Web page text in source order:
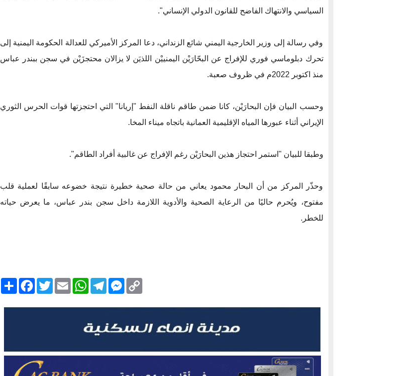
السياسي والانتهاك الفاضح للقانون الدولي الإنساني".
وفي رسالة إلى وزير الخارجية اليمني شائع الزنداني، دعا المركز الأميركي للعدالة الحكومة اليمنية إلى
تحرك دبلوماسي فوري للإفراج عن البحّارَيْن اليمنييْن اللذيَن لا يزالان محتجزَيْن في سجن ببندر عباس
منذ اكتوبر 2022م في ظروف صعبة.
وحسب البيان فإن البحارَيْن، كانا ضمن طاقم ناقلة النفط "إريانا" التي احتجزتها قوات الحرس الثوري
الإيراني أثناء عبورها المياه الإقليمية العمانية باتجاه ميناء المخا.
وطبقا للبيان "استمر احتجاز هذين البحارَيْن رغم الإفراج عن غالبية أفراد الطاقم".
وحذّر المركز من أن البحار محمود يعاني من حالة صحية خطيرة نتيجة خضوعه سابقًا لعملية قلب
مفتوح، ويُحرم حاليًا من الرعاية الصحية والأدوية اللازمة داخل سجن بندر عباس، ما يعرض حياته
للخطر.
انشر
FacebookTwitterEmail
WhatsAppTelegram
MessengerCopy
Link